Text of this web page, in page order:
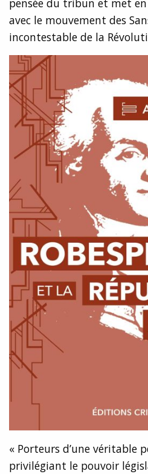
pensée du tribun et met
avec le mouvement des
incontestable de la
« Porteurs d’une véritable
privilégiant le pouvoir